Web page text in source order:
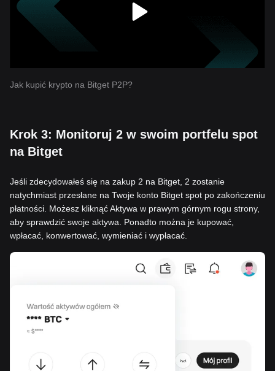
Jak kupić krypto na Bitget P2P?
Krok 3: Monitoruj 2 w swoim portfelu spot
na Bitget
Jeśli zdecydowałeś się na zakup 2 na Bitget, 2 zostanie
natychmiast przesłane na Twoje konto Bitget spot po zakończeniu
płatności. Możesz kliknąć Aktywa w prawym górnym rogu strony,
aby sprawdzić swoje aktywa. Ponadto można je kupować,
wpłacać, konwertować, wymieniać i wypłacać.